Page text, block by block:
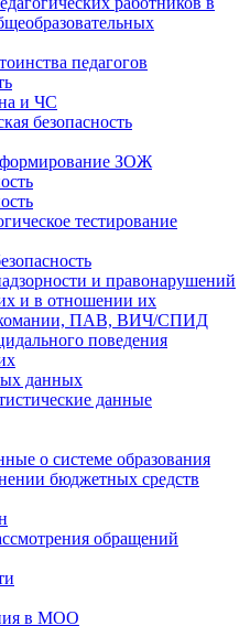
педагогов
и ЧС
безопасность
формирование ЗОЖ
тестирование
и правонарушений
и в отношении их
ПАВ, ВИЧ/СПИД
поведения
данных
данные
о системе образования
бюджетных средств
обращений
в МОО